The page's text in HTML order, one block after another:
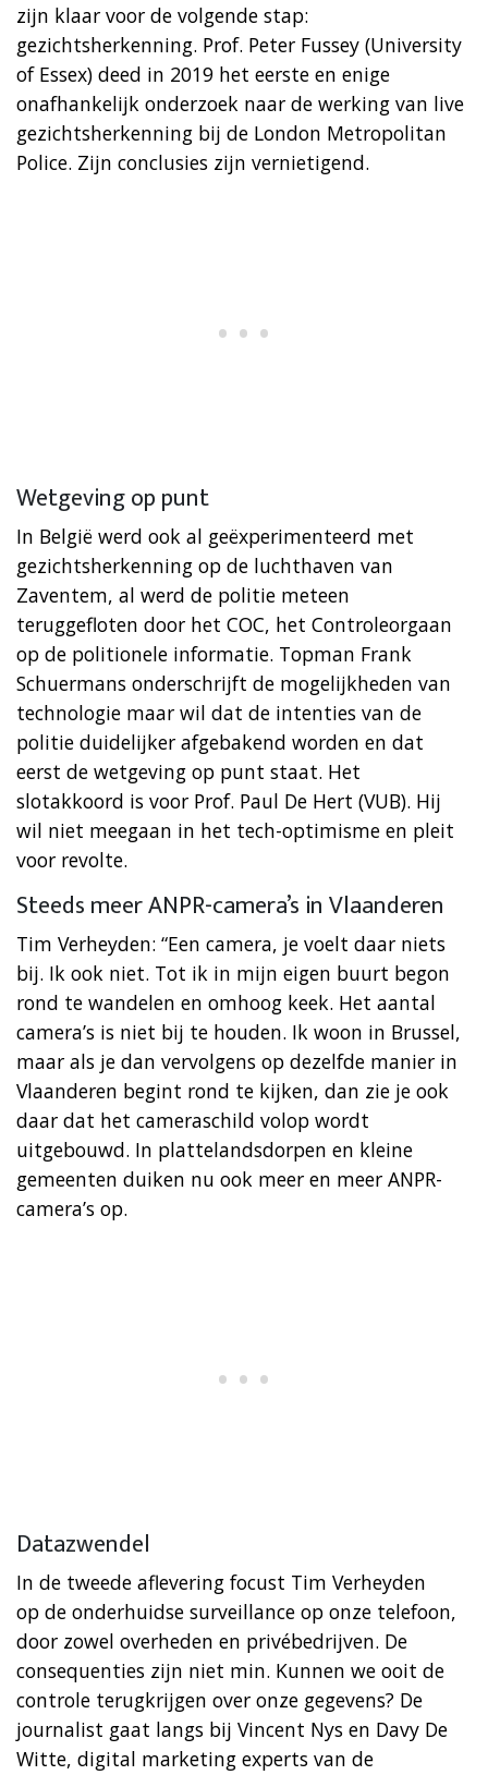
zijn klaar voor de volgende stap:
gezichtsherkenning. Prof. Peter Fussey (University
of Essex) deed in 2019 het eerste en enige
onafhankelijk onderzoek naar de werking van live
gezichtsherkenning bij de London Metropolitan
Police. Zijn conclusies zijn vernietigend.
Wetgeving op punt
In België werd ook al geëxperimenteerd met
gezichtsherkenning op de luchthaven van
Zaventem, al werd de politie meteen
teruggefloten door het COC, het Controleorgaan
op de politionele informatie. Topman Frank
Schuermans onderschrijft de mogelijkheden van
technologie maar wil dat de intenties van de
politie duidelijker afgebakend worden en dat
eerst de wetgeving op punt staat. Het
slotakkoord is voor Prof. Paul De Hert (VUB). Hij
wil niet meegaan in het tech-optimisme en pleit
voor revolte.
Steeds meer ANPR-camera’s in Vlaanderen
Tim Verheyden: “Een camera, je voelt daar niets
bij. Ik ook niet. Tot ik in mijn eigen buurt begon
rond te wandelen en omhoog keek. Het aantal
camera’s is niet bij te houden. Ik woon in Brussel,
maar als je dan vervolgens op dezelfde manier in
Vlaanderen begint rond te kijken, dan zie je ook
daar dat het cameraschild volop wordt
uitgebouwd. In plattelandsdorpen en kleine
gemeenten duiken nu ook meer en meer ANPR-
camera’s op.
Datazwendel
In de tweede aflevering focust Tim Verheyden
op de onderhuidse surveillance op onze telefoon,
door zowel overheden en privébedrijven. De
consequenties zijn niet min. Kunnen we ooit de
controle terugkrijgen over onze gegevens? De
journalist gaat langs bij Vincent Nys en Davy De
Witte, digital marketing experts van de